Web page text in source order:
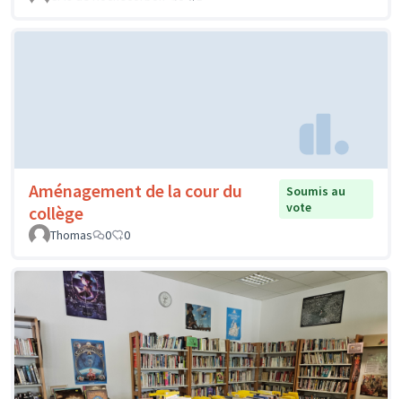
Aménagement de la cour du
collège
Soumis au
vote
Thomas
0 0